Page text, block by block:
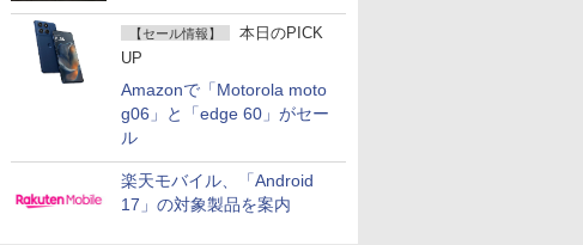
て説明
【セール情報】
本日のPICK
UP
Amazonで「Motorola moto
g06」と「edge 60」がセー
ル
楽天モバイル、「Android
17」の対象製品を案内